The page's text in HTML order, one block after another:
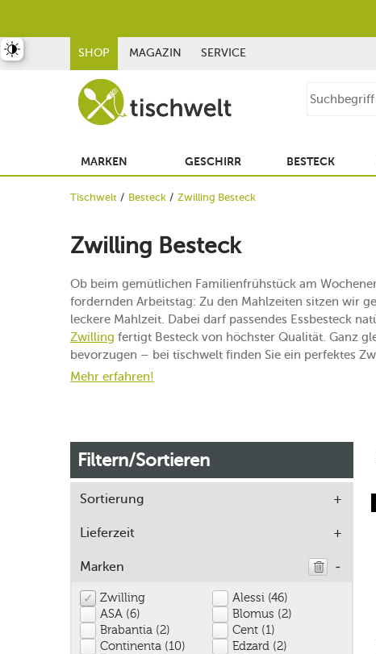
SHOP MAGAZIN SERVICE
MARKEN GESCHIRR BESTECK
Tischwelt Besteck Zwilling Besteck
Zwilling Besteck
Ob beim gemütlichen Familienfrühstück am
fordernden Arbeitstag: Zu den Mahlzeiten sitzen wir
leckere Mahlzeit. Dabei darf passendes Essbesteck
Zwilling fertigt Besteck von höchster Qualität. Ganz
bevorzugen – bei tischwelt finden Sie ein perfektes
Mehr erfahren!
Filtern/Sortieren
Sortierung
Lieferzeit
Marken
Zwilling
Alessi (46)
ASA (6)
Blomus (2)
Brabantia (2)
Cent (1)
Continenta (10)
Edzard (2)
umschalten